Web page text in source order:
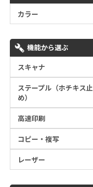
カラー
機能から選ぶ
スキャナ
ステープル（ホチキス止
め）
高速印刷
コピー・複写
レーザー